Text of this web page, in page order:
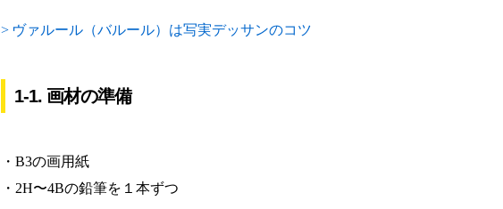
> ヴァルール（バルール）は写実デッサンのコツ
1-1. 画材の準備
・B3の画用紙
・2H〜4Bの鉛筆を１本ずつ